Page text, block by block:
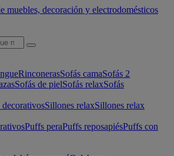
RinconerasSofás camaSofás 2
Sofás de pielSofás relaxSofás
decorativosSillones relaxSillones relax
Puffs peraPuffs reposapiésPuffs con